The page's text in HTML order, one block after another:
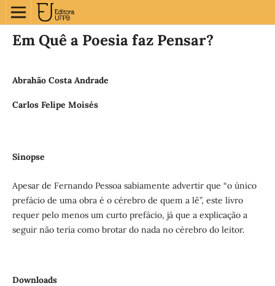
Em Quê a Poesia faz Pensar?
Abrahão Costa Andrade
Carlos Felipe Moisés
Sinopse
Apesar de Fernando Pessoa sabiamente advertir que “o único
prefácio de uma obra é o cérebro de quem a lê”, este livro
requer pelo menos um curto prefácio, já que a explicação a
seguir não teria como brotar do nada no cérebro do leitor.
Downloads